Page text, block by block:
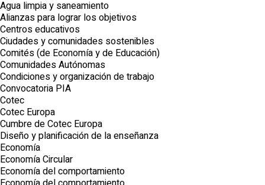
Agua limpia y saneamiento
Alianzas para lograr los objetivos
Centros educativos
Ciudades y comunidades sostenibles
Comités (de Economía y de Educación)
Comunidades Autónomas
Condiciones y organización de trabajo
Convocatoria PIA
Cotec
Cotec Europa
Cumbre de Cotec Europa
Diseño y planificación de la enseñanza
Economía
Economía Circular
Economía del comportamiento